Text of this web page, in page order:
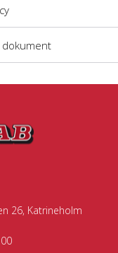
dokument
26, Katrineholm